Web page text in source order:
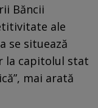
Băncii
ale
se situează
la capitolul stat
mai arată